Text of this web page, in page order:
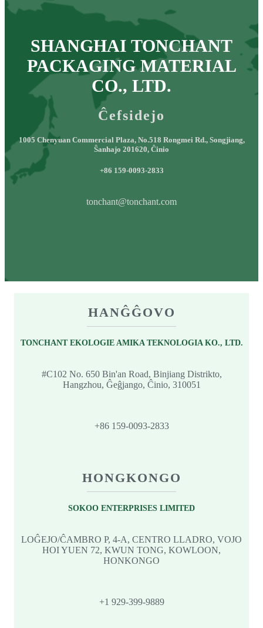
SHANGHAI TONCHANT
PACKAGING MATERIAL
CO., LTD.
Ĉefsidejo
1005 Chenyuan Commercial Plaza, No.518 Rongmei Rd., Songjiang,
Ŝanhajo 201620, Ĉinio
+86 159-0093-2833
tonchant@tonchant.com
HANĜĜOVO
TONCHANT EKOLOGIE AMIKA TEKNOLOGIA KO., LTD.
#C102 No. 650 Bin'an Road, Binjiang Distrikto,
Hangzhou, Ĝeĝjango, Ĉinio, 310051
+86 159-0093-2833
HONGKONGO
SOKOO ENTERPRISES LIMITED
LOĜEJO/ĈAMBRO P, 4-A, CENTRO LLADRO, VOJO
HOI YUEN 72, KWUN TONG, KOWLOON,
HONKONGO
+1 929-399-9889